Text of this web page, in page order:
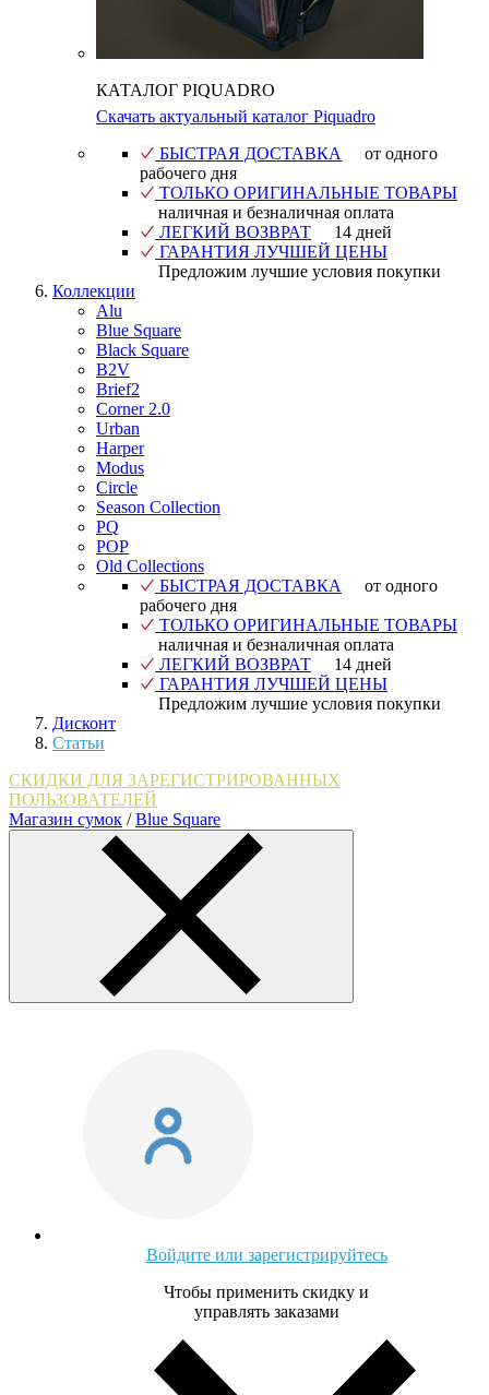
КАТАЛОГ PIQUADRO
Скачать актуальный каталог Piquadro
БЫСТРАЯ ДОСТАВКА
от одного
рабочего дня
ТОЛЬКО ОРИГИНАЛЬНЫЕ ТОВАРЫ
наличная и безналичная оплата
ЛЕГКИЙ ВОЗВРАТ
14 дней
ГАРАНТИЯ ЛУЧШЕЙ ЦЕНЫ
Предложим лучшие условия покупки
Коллекции
Alu
Blue Square
Black Square
B2V
Brief2
Corner 2.0
Urban
Harper
Modus
Circle
Season Collection
PQ
POP
Old Collections
БЫСТРАЯ ДОСТАВКА
от одного
рабочего дня
ТОЛЬКО ОРИГИНАЛЬНЫЕ ТОВАРЫ
наличная и безналичная оплата
ЛЕГКИЙ ВОЗВРАТ
14 дней
ГАРАНТИЯ ЛУЧШЕЙ ЦЕНЫ
Предложим лучшие условия покупки
Дисконт
Статьи
СКИДКИ ДЛЯ ЗАРЕГИСТРИРОВАННЫХ
ПОЛЬЗОВАТЕЛЕЙ
Магазин сумок /Blue Square
Войдите или зарегистрируйтесь
Чтобы применить скидку и
управлять заказами